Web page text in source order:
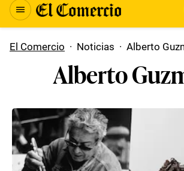
El Comercio · Noticias · Alberto
Alberto